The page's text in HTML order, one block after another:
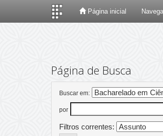
Página inicial
Página de Busca
Buscar em:
por
Filtros correntes: